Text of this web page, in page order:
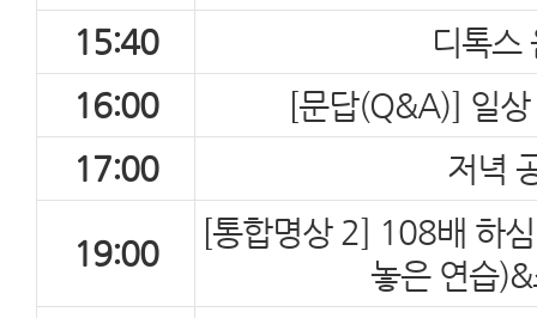
15:40
디톡스
16:00
[문답(Q&A)] 일
17:00
저녁
19:00
[통합명상 2] 108배 하
놓은 연습